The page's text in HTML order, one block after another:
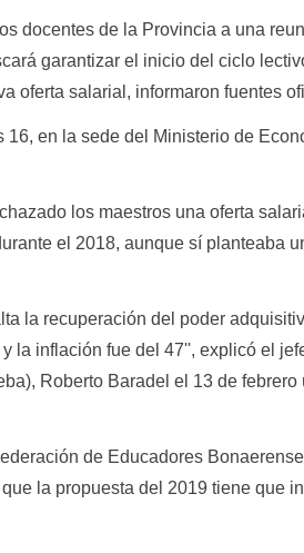
docentes de la Provincia a una
garantizar el inicio del ciclo
oferta salarial, informaron fuentes
en la sede del Ministerio de
los maestros una oferta
el 2018, aunque sí planteaba
la recuperación del poder
la inflación fue del 47'', explicó el
Roberto Baradel el 13 de febrero
de Educadores
la propuesta del 2019 tiene que